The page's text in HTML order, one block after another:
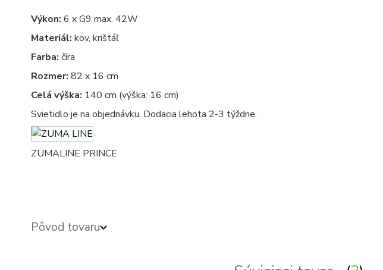
Výkon: 6 x G9 max. 42W
Materiál: kov, krištáľ
Farba: číra
Rozmer: 82 x 16 cm
Celá výška: 140 cm (výška: 16 cm)
Svietidlo je na objednávku. Dodacia lehota 2-3 týždne.
ZUMALINE PRINCE
Pôvod tovaru